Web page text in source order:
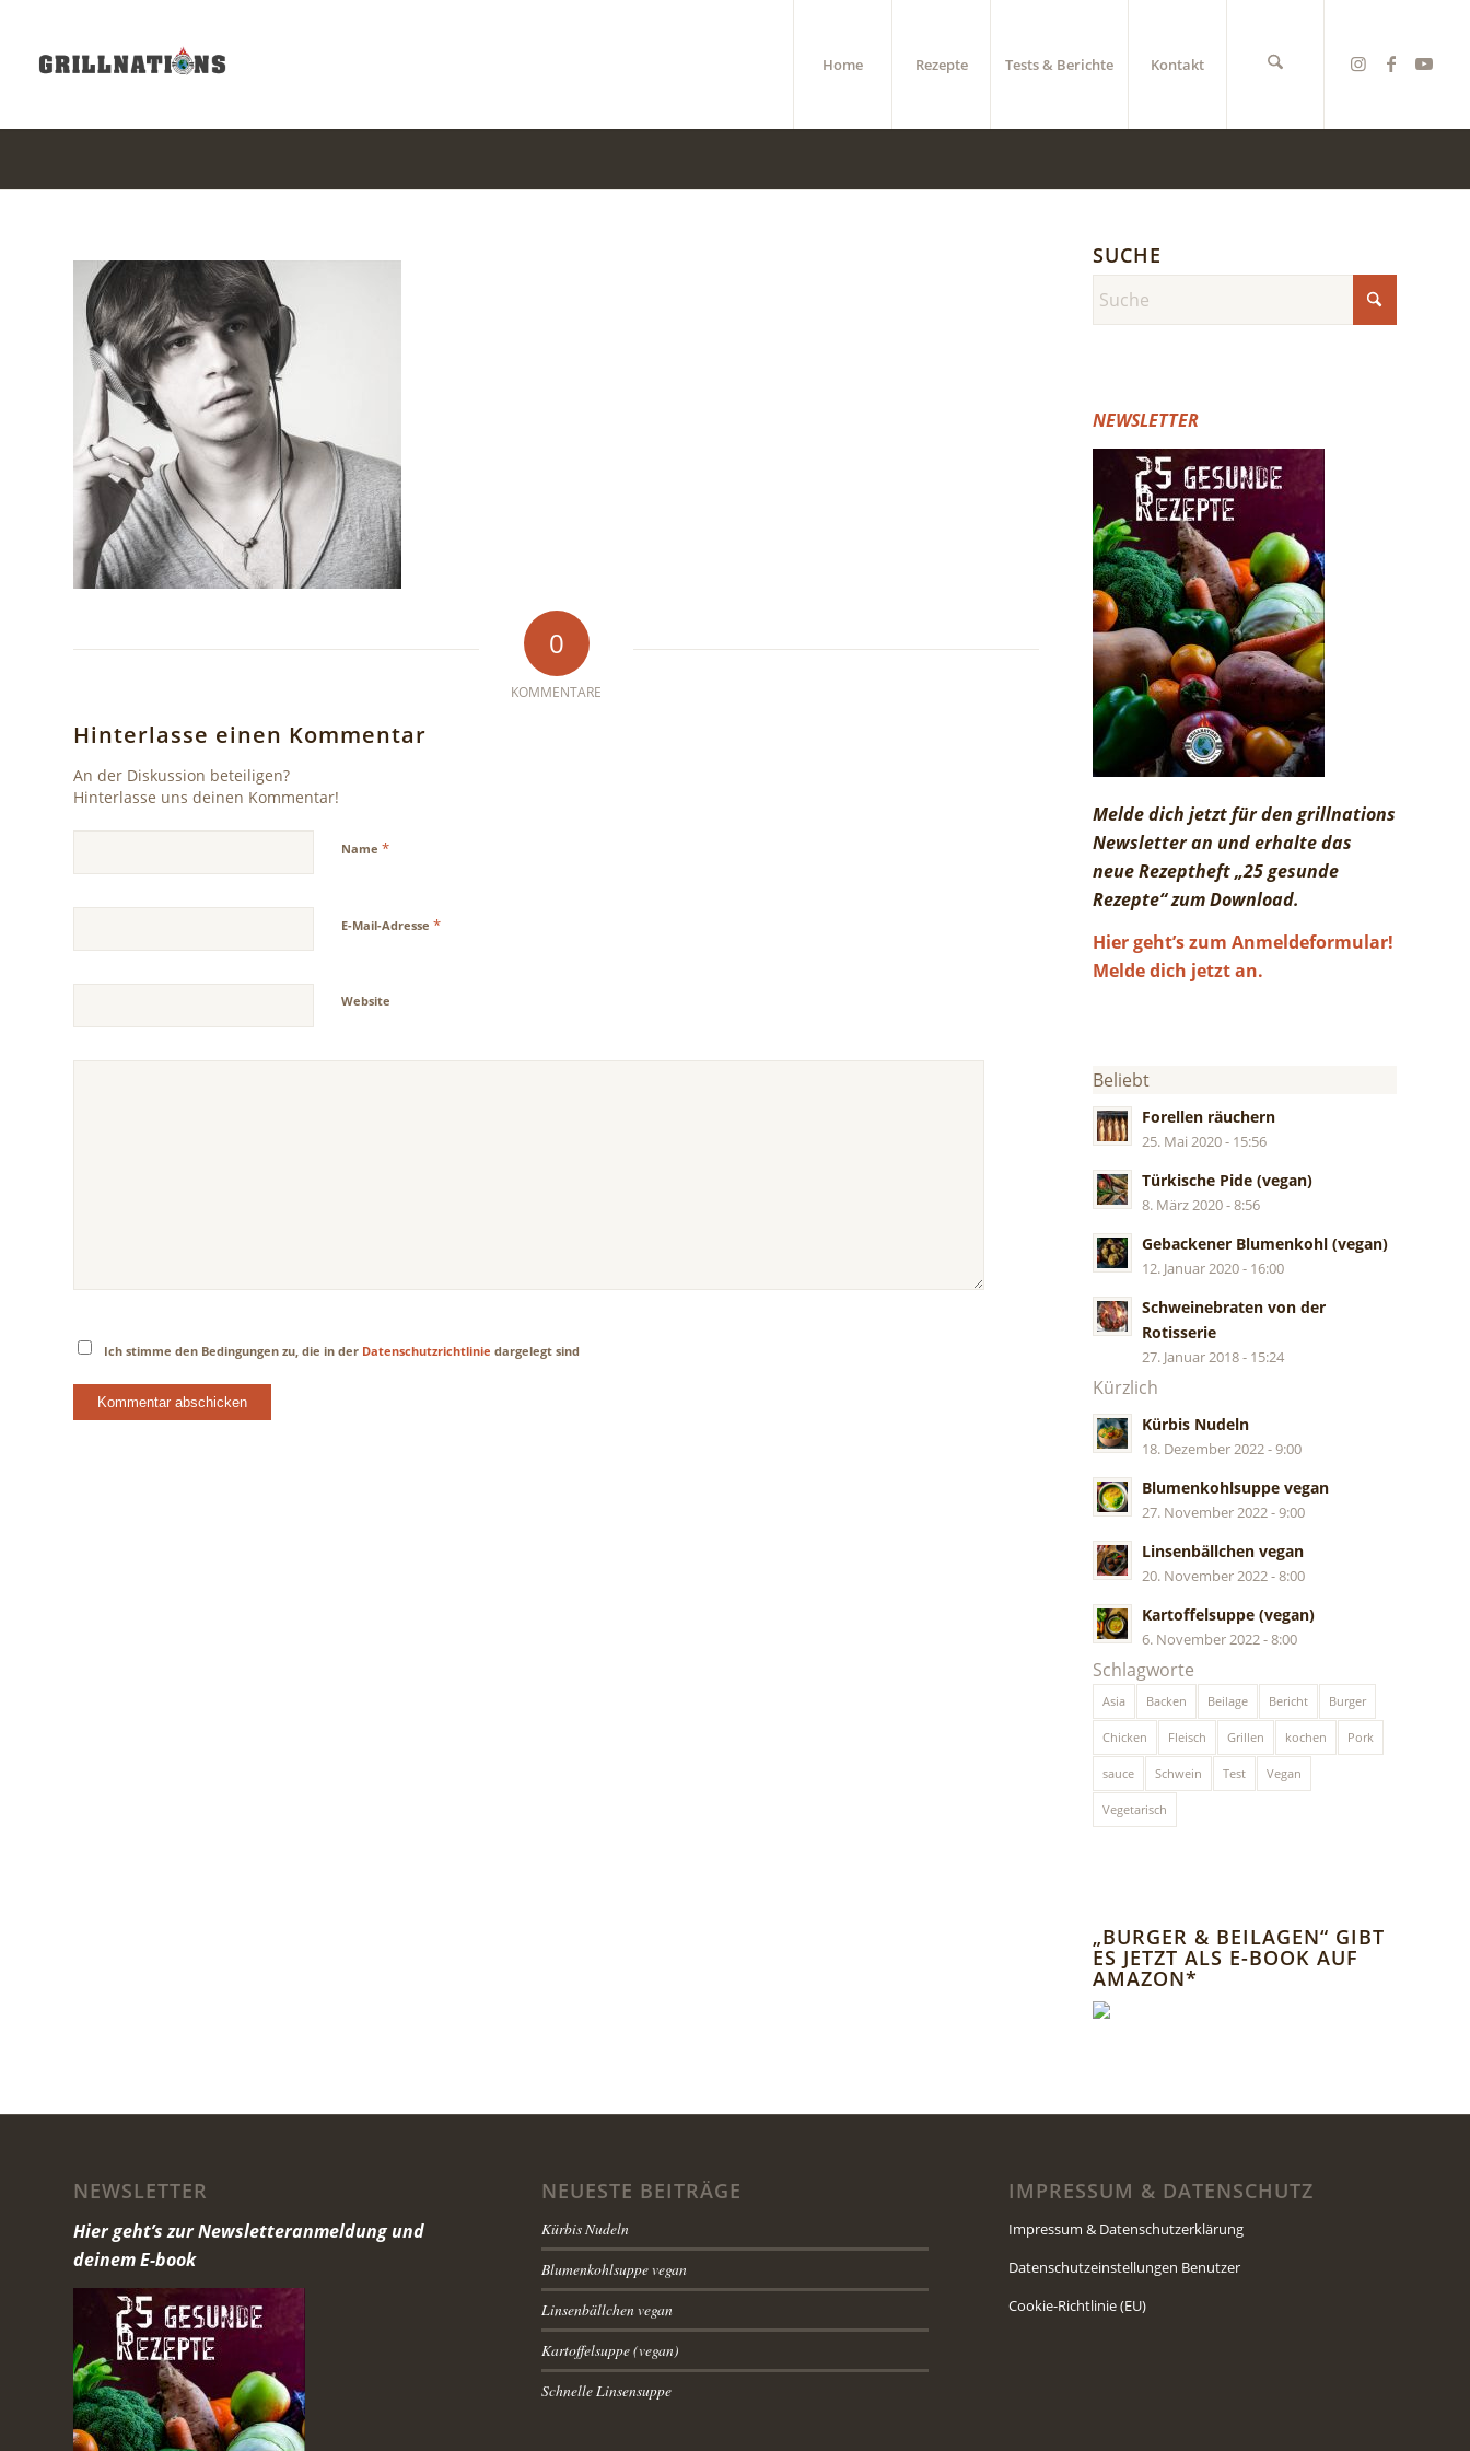
Home Rezepte Tests & Berichte Kontakt
0
KOMMENTARE
Hinterlasse einen Kommentar
An der Diskussion beteiligen?
Hinterlasse uns deinen Kommentar!
Name *
E-Mail-Adresse *
Website
Ich stimme den Bedingungen zu, die in der Datenschutzrichtlinie dargelegt sind
SUCHE
NEWSLETTER
Melde dich jetzt für den grillnations
Newsletter an und erhalte das
neue Rezeptheft „25 gesunde
Rezepte“ zum Download.
Hier geht’s zum Anmeldeformular!
Melde dich jetzt an.
Beliebt
Forellen räuchern
25. Mai 2020 - 15:56
Türkische Pide (vegan)
8. März 2020 - 8:56
Gebackener Blumenkohl (vegan)
12. Januar 2020 - 16:00
Schweinebraten von der
Rotisserie
27. Januar 2018 - 15:24
Kürzlich
Kürbis Nudeln
18. Dezember 2022 - 9:00
Blumenkohlsuppe vegan
27. November 2022 - 9:00
Linsenbällchen vegan
20. November 2022 - 8:00
Kartoffelsuppe (vegan)
6. November 2022 - 8:00
Schlagworte
Asia Backen Beilage Bericht Burger
Chicken Fleisch Grillen kochen Pork
sauce Schwein Test Vegan
Vegetarisch
„BURGER & BEILAGEN“ GIBT
ES JETZT ALS E-BOOK AUF
AMAZON*
NEWSLETTER
Hier geht’s zur Newsletteranmeldung und
deinem E-book
NEUESTE BEITRÄGE
Kürbis Nudeln
Blumenkohlsuppe vegan
Linsenbällchen vegan
Kartoffelsuppe (vegan)
Schnelle Linsensuppe
IMPRESSUM & DATENSCHUTZ
Impressum & Datenschutzerklärung
Datenschutzeinstellungen Benutzer
Cookie-Richtlinie (EU)